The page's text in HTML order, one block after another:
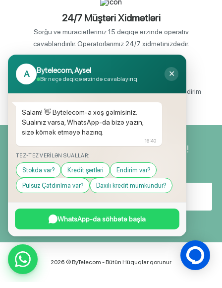
24/7 Müştəri Xidmətləri
Sorğu və müraciətləriniz 15 dəqiqə ərzində operativ
cavablandırılır. Operatorlarımız 24/7 xidmətinizdədir.
Endirimli məhsul seçimi
Mağazalarımızda mütəmadi olaraq, yüksək məbləğli endirim
və hədiyyə kampaniyaları keçirilir.
Yeniliklərimizdən ilk siz xəbərdar olun!
2026 © ByTelecom - Bütün Hüquqlar qorunur
A Bytelecom, Aysel
Bir neçə dəqiqə ərzində cavablayırıq
✕
Salam! 👋 Bytelecom-a xoş gəlmisiniz.
Sualınız varsa, WhatsApp-da bizə yazın,
sizə kömək etməyə hazırıq.
16:40
TEZ-TEZ VERILƏN SUALLAR:
Stokda var? Kredit şərtləri Endirim var?
Pulsuz Çatdırılma var? Daxili kredit mümkündür?
WhatsApp-da söhbətə başla